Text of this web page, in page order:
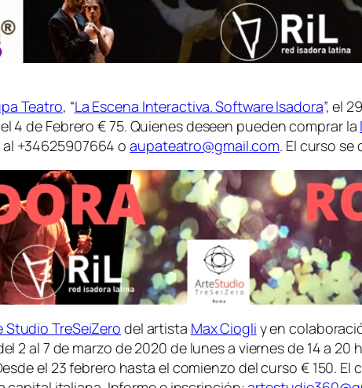
Teatro, “La Escena Interactiva. Software Isadora”, el
4 de Febrero € 75. Quienes deseen pueden comprar la
+34625907664 oaupateatro@gmail.com. El curso
Studio TreSeiZero del artista Max Ciogli y en
2 al 7 de marzo de 2020 de lunes a viernes de 14 a
el 23 febrero hasta el comienzo del curso € 150.